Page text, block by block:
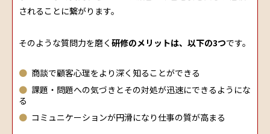
されることに繋がります。
そのような質問力を磨く 研修のメリットは、以下の3つです。
商談で顧客心理をより深く知ることができる
課題・問題への気づきとその対処が迅速にできるようにな
る
コミュニケーションが円滑になり仕事の質が高まる